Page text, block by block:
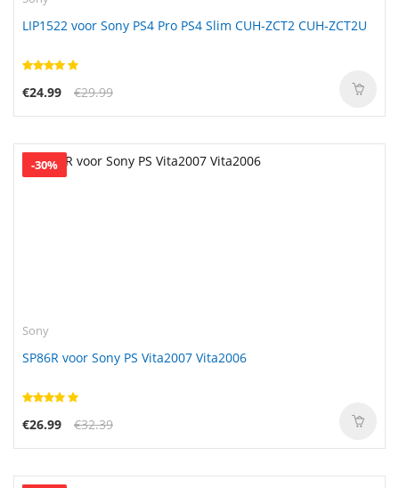
LIP1522 voor Sony PS4 Pro PS4 Slim CUH-ZCT2 CUH-ZCT2U
€24.99 €29.99
-30%
Sony
SP86R voor Sony PS Vita2007 Vita2006
€26.99 €32.39